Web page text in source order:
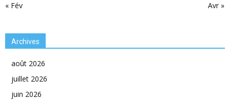
« Fév Avr »
Archives
août 2026
juillet 2026
juin 2026